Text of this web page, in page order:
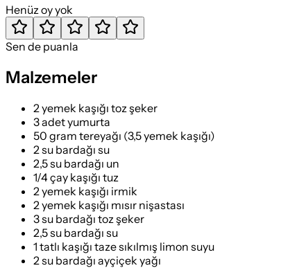
Henüz oy yok
Sen de puanla
Malzemeler
2 yemek kaşığı toz şeker
3 adet yumurta
50 gram tereyağı (3,5 yemek kaşığı)
2 su bardağı su
2,5 su bardağı un
1/4 çay kaşığı tuz
2 yemek kaşığı irmik
2 yemek kaşığı mısır nişastası
3 su bardağı toz şeker
2,5 su bardağı su
1 tatlı kaşığı taze sıkılmış limon suyu
2 su bardağı ayçiçek yağı